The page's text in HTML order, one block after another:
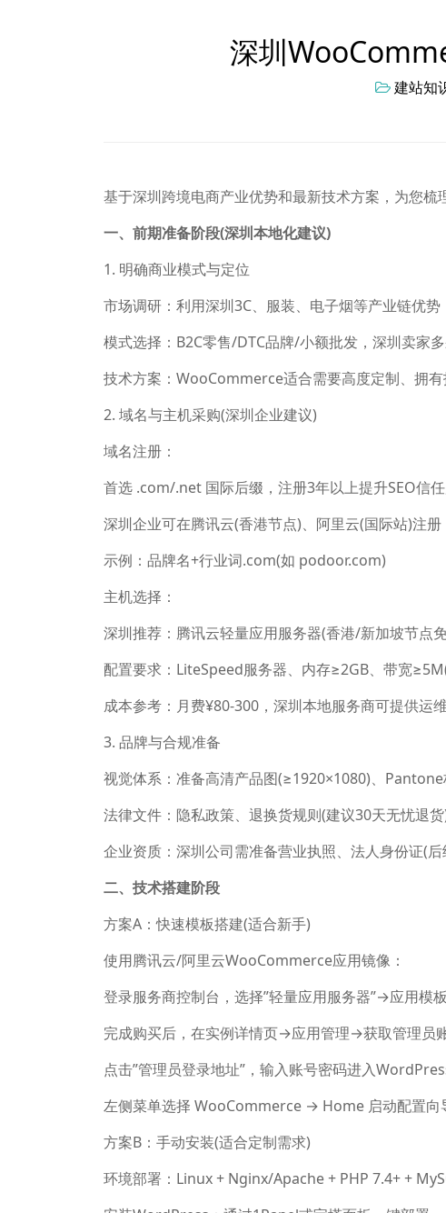
深圳
建站知
基于深圳跨境电商产业优势和最新技术方案，为您
一、前期准备阶段(深圳本地化建议)
1. 明确商业模式与定位
市场调研：利用深圳3C、服装、电子烟等产业链优
模式选择：B2C零售/DTC品牌/小额批发，深圳卖家
技术方案：WooCommerce适合需要高度定制、拥
2. 域名与主机采购(深圳企业建议)
域名注册：
首选 .com/.net 国际后缀，注册3年以上提升SEO信
深圳企业可在腾讯云(香港节点)、阿里云(国际站)注
示例：品牌名+行业词.com(如 podoor.com)
主机选择：
深圳推荐：腾讯云轻量应用服务器(香港/新加坡节点
配置要求：LiteSpeed服务器、内存≥2GB、带宽
成本参考：月费¥80-300，深圳本地服务商可提供运
3. 品牌与合规准备
视觉体系：准备高清产品图(≥1920×1080)、
法律文件：隐私政策、退换货规则(建议30天无忧退
企业资质：深圳公司需准备营业执照、法人身份证(
二、技术搭建阶段
方案A：快速模板搭建(适合新手)
使用腾讯云/阿里云WooCommerce应用镜像：
登录服务商控制台，选择”轻量应用服务器”→应用
完成购买后，在实例详情页→应用管理→获取管理员
点击”管理员登录地址”，输入账号密码进入
左侧菜单选择 WooCommerce → Home 启动配置向
方案B：手动安装(适合定制需求)
环境部署：Linux + Nginx/Apache + PHP 7.4+ +